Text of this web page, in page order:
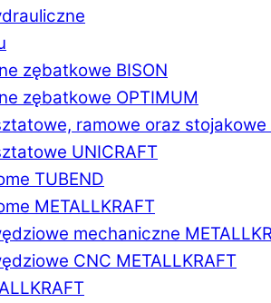
zębatkowe BISON
zębatkowe OPTIMUM
ramowe oraz stojakowe
UNICRAFT
TUBEND
METALLKRAFT
mechaniczne
CNC METALLKRAFT